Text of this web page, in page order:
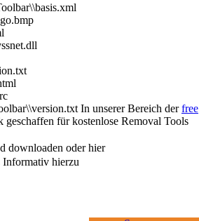
In unserer Bereich derfree
geschaffen für kostenlose Removal Tools
downloaden oder hier
hierzu